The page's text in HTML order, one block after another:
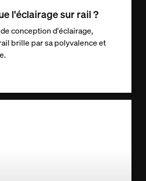
l'éclairage sur rail ?
conception d'éclairage,
brille par sa polyvalence et